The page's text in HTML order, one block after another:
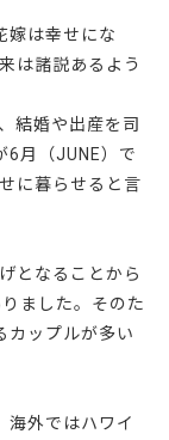
嫁は幸せにな
は諸説あるよう
結婚や出産を司
6月（JUNE）で
に暮らせると言
となることから
ました。そのた
カップルが多い
海外ではハワイ